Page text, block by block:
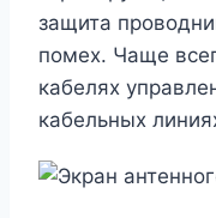
защита
помех. Чаще
кабелях
кабельных